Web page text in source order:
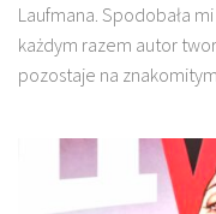
Laufmana. Spodobała
każdym razem autor
pozostaje na znakomitym